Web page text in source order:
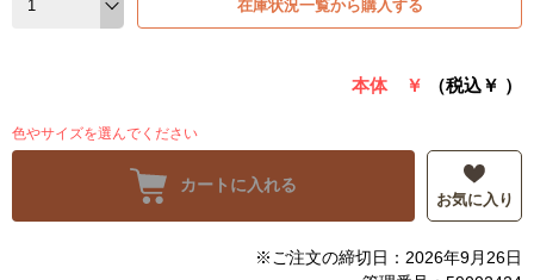
在庫状況一覧から購入する
本体 ￥ （税込￥ ）
色やサイズを選んでください
カートに入れる
お気に入り
※ご注文の締切日：2026年9月26日